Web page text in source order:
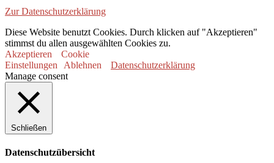
Zur Datenschutzerklärung
Diese Website benutzt Cookies. Durch klicken auf "Akzeptieren"
stimmst du allen ausgewählten Cookies zu.
Akzeptieren
Cookie
Einstellungen
Ablehnen
Datenschutzerklärung
Manage consent
Schließen
Datenschutzübersicht